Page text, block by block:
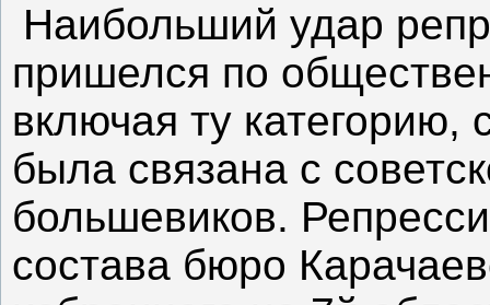
Наибольший удар
пришелся по
включая ту категорию,
была связана с
большевиков.
состава бюро